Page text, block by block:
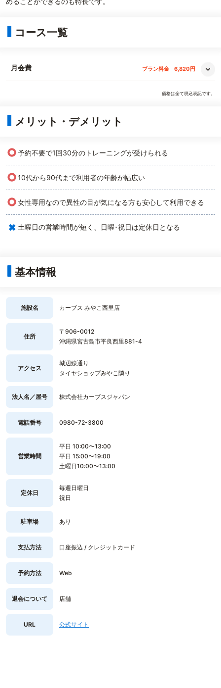
コース一覧
月会費 プラン料金 6,820円
価格は全て税込表記です。
メリット・デメリット
○予約不要で1回30分のトレーニングが受けられる
○10代から90代まで利用者の年齢が幅広い
○女性専用なので異性の目が気になる方も安心して利用できる
× 土曜日の営業時間が短く、日曜･祝日は定休日となる
基本情報
施設名 カーブス みやこ西里店
住所
〒906-0012
沖縄県宮古島市平良西里881-4
アクセス
城辺線通り
タイヤショップみやこ隣り
法人名／屋号 株式会社カーブスジャパン
電話番号 0980-72-3800
営業時間
平日 10:00〜13:00
平日 15:00〜19:00
土曜日10:00〜13:00
定休日
毎週日曜日
祝日
駐車場 あり
支払方法 口座振込 / クレジットカード
予約方法 Web
退会について 店舗
URL 公式サイト